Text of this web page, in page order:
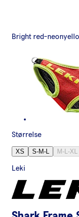
Bright red-
Størrelse
XS S-M-L M-L-XL
Leki